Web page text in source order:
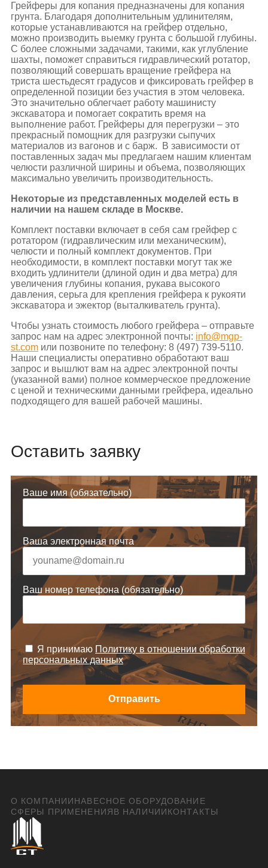
Грейферы для копания предназначены для копания
грунта. Благодаря дополнительным удлинителям,
которые устанавливаются на грейфер отдельно,
можно производить выемку грунта с большой глубины.
С более сложными задачами, такими, как углубление
шахты, поможет справиться гидравлический ротатор,
позволяющий совершать вращение грейфера на
триста шестьдесят градусов и фиксировать грейфер в
определенной позиции без участия в этом человека.
Это значительно облегчает работу машинисту
экскаватора и помогает сократить время на
выполнение работ. Грейферы для перегрузки – это
прекрасный помощник для разгрузки сыпучих
материалов из вагонов и с барж. В зависимости от
поставленных задач мы предлагаем нашим клиентам
челюсти различной ширины и объема, позволяющих
максимально увеличить производительность.
Некоторые из представленных моделей есть в
наличии на нашем складе в Москве.
Комплект поставки включает в себя сам грейфер с
ротатором (гидравлическим или механическим),
челюсти и полный комплект документов. При
необходимости, в комплект поставки могут так же
входить удлинители (длиной один и два метра) для
увеличения глубины копания, рукава высокого
давления, серьга для крепления грейфера к рукояти
экскаватора и эжектор (выталкиватель грунта).
Чтобы узнать стоимость любого грейфера – отправьте
запрос нам на адрес электронной почты: info@mgp-
st.com или позвоните по телефону: 8 (497) 739-5110.
Наши специалисты оперативно обработают ваш
запрос и вышлют вам на адрес электронной почты
(указанной вами) полное коммерческое предложение
с ценой и техническими данными грейфера, идеально
подходящего для вашей рабочей машины.
Оставить заявку
Ваше имя (обязательно)
Ваша электронная почта
Ваш номер телефона (обязательно)
Я принимаю Политику в отношении обработки
персональных данных
Отправить
О КОМПАНИИНАВЕСНОЕ ОБОРУДОВАНИЕ
СФЕРЫ ПРИМЕНЕНИЯВ НАЛИЧИИКОНТАКТЫ